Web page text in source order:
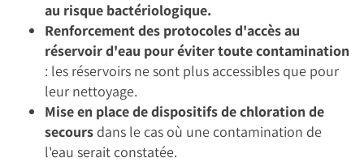
au risque bactériologique.
Renforcement des protocoles d'accès au
réservoir d'eau pour éviter toute contamination
: les réservoirs ne sont plus accessibles que pour
leur nettoyage.
Mise en place de dispositifs de chloration de
secours dans le cas où une contamination de
l'eau serait constatée.